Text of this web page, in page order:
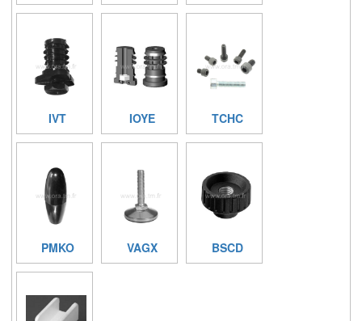
IVT IOYE TCHC
PMKO VAGX BSCD